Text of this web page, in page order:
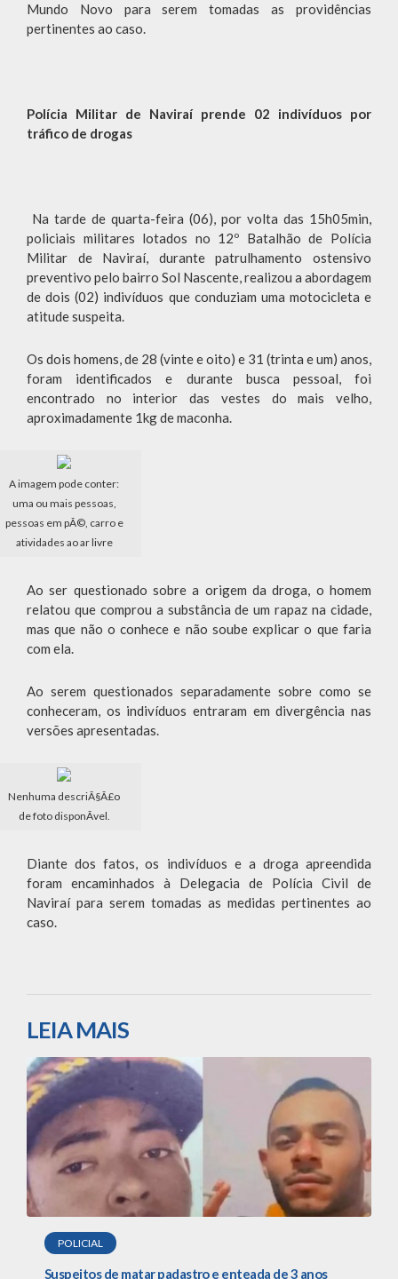
Mundo Novo para serem tomadas as providências
pertinentes ao caso.
Polícia Militar de Naviraí prende 02 indivíduos por
tráfico de drogas
Na tarde de quarta-feira (06), por volta das 15h05min,
policiais militares lotados no 12º Batalhão de Polícia
Militar de Naviraí, durante patrulhamento ostensivo
preventivo pelo bairro Sol Nascente, realizou a abordagem
de dois (02) indivíduos que conduziam uma motocicleta e
atitude suspeita.
Os dois homens, de 28 (vinte e oito) e 31 (trinta e um) anos,
foram identificados e durante busca pessoal, foi
encontrado no interior das vestes do mais velho,
aproximadamente 1kg de maconha.
A imagem pode conter:
uma ou mais pessoas,
pessoas em pÃ©, carro e
atividades ao ar livre
Ao ser questionado sobre a origem da droga, o homem
relatou que comprou a substância de um rapaz na cidade,
mas que não o conhece e não soube explicar o que faria
com ela.
Ao serem questionados separadamente sobre como se
conheceram, os indivíduos entraram em divergência nas
versões apresentadas.
Nenhuma descriÃ§Ã£o
de foto disponÃ­vel.
Diante dos fatos, os indivíduos e a droga apreendida
foram encaminhados à Delegacia de Polícia Civil de
Naviraí para serem tomadas as medidas pertinentes ao
caso.
LEIA MAIS
POLICIAL
Suspeitos de matar padastro e enteada de 3 anos